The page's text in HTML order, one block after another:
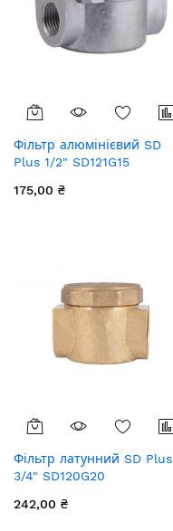
Фільтр алюмінієвий SD
Plus 1/2" SD121G15
175,00 ₴
Фільтр латунний SD Plus
3/4" SD120G20
242,00 ₴